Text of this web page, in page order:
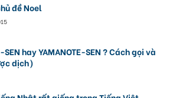
đề Noel
SEN hay YAMANOTE-SEN ? Cách gọi và
dịch)